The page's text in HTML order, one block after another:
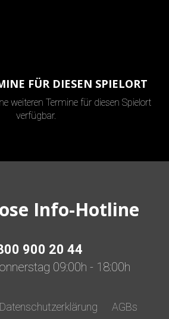
FÜR DIESEN SPIELORT
weiteren Termine für diesen Spielort
verfügbar.
Info-Hotline
900 20 44
09:00h - 18:00h
Datenschutzerklärung AGBs